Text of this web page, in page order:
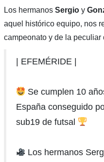
Los hermanos Sergioy
aquel histórico equipo, nos
campeonato y de la peculiar
| EFEMÉRIDE |
Se cumplen 10
España conseguido
sub19 de futsal
Los hermanos